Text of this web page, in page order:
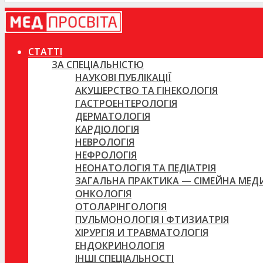
СТАТТІ
ЗА СПЕЦІАЛЬНІСТЮ
НАУКОВІ ПУБЛІКАЦІЇ
АКУШЕРСТВО ТА ГІНЕКОЛОГІЯ
ГАСТРОЕНТЕРОЛОГІЯ
ДЕРМАТОЛОГІЯ
КАРДІОЛОГІЯ
НЕВРОЛОГІЯ
НЕФРОЛОГІЯ
НЕОНАТОЛОГІЯ ТА ПЕДІАТРІЯ
ЗАГАЛЬНА ПРАКТИКА — СІМЕЙНА
ОНКОЛОГІЯ
ОТОЛАРІНГОЛОГІЯ
ПУЛЬМОНОЛОГІЯ І ФТИЗИАТРІЯ
ХІРУРГІЯ И ТРАВМАТОЛОГІЯ
ЕНДОКРИНОЛОГІЯ
ІНШІ СПЕЦІАЛЬНОСТІ